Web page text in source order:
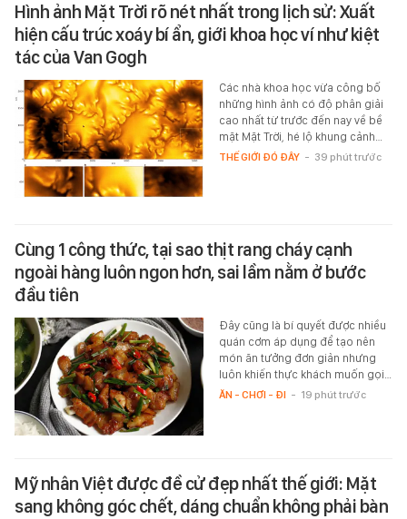
Hình ảnh Mặt Trời rõ nét nhất trong lịch sử: Xuất
hiện cấu trúc xoáy bí ẩn, giới khoa học ví như kiệt
tác của Van Gogh
Các nhà khoa học vừa công bố
những hình ảnh có độ phân giải
cao nhất từ trước đến nay về bề
mặt Mặt Trời, hé lộ khung cảnh…
THẾ GIỚI ĐÓ ĐÂY - 39 phút trước
Cùng 1 công thức, tại sao thịt rang cháy cạnh
ngoài hàng luôn ngon hơn, sai lầm nằm ở bước
đầu tiên
Đây cũng là bí quyết được nhiều
quán cơm áp dụng để tạo nên
món ăn tưởng đơn giản nhưng
luôn khiến thực khách muốn gọi…
ĂN - CHƠI - ĐI - 19 phút trước
Mỹ nhân Việt được đề cử đẹp nhất thế giới: Mặt
sang không góc chết, dáng chuẩn không phải bàn